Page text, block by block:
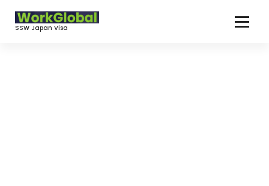
SSW Japan Visa